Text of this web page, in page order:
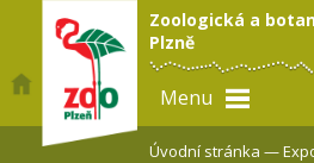
Zoologická a
Plzně
Menu
Úvodní stránka —